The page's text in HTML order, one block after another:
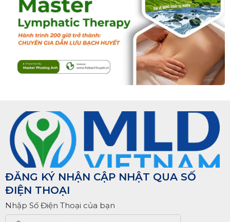
ĐĂNG KÝ NHẬN CẬP NHẬT QUA SỐ
ĐIỆN THOẠI
Nhập Số Điện Thoại của bạn